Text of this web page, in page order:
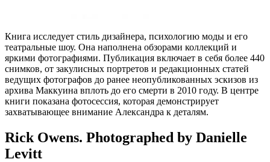
Книга исследует стиль дизайнера, психологию моды и его
театральные шоу. Она наполнена обзорами коллекций и
яркими фотографиями. Публикация включает в себя более 440
снимков, от закулисных портретов и редакционных статей
ведущих фотографов до ранее неопубликованных эскизов из
архива Маккуина вплоть до его смерти в 2010 году. В центре
книги показана фотосессия, которая демонстрирует
захватывающее внимание Александра к деталям.
Rick Owens. Photographed by Danielle
Levitt